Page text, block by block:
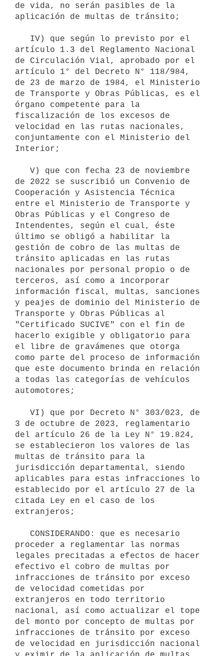
de vida, no serán pasibles de la
aplicación de multas de tránsito;
artículo 1.3 del Reglamento Nacional
de Circulación Vial, aprobado por el
artículo 1° del Decreto N° 118/984,
de 23 de marzo de 1984, el Ministerio
de Transporte y Obras Públicas, es el
órgano competente para la
fiscalización de los excesos de
velocidad en las rutas nacionales,
conjuntamente con el Ministerio del
Interior;
de 2022 se suscribió un Convenio de
Cooperación y Asistencia Técnica
entre el Ministerio de Transporte y
Obras Públicas y el Congreso de
Intendentes, según el cual, éste
último se obligó a habilitar la
gestión de cobro de las multas de
tránsito aplicadas en las rutas
nacionales por personal propio o de
terceros, así como a incorporar
información fiscal, multas, sanciones
y peajes de dominio del Ministerio de
Transporte y Obras Públicas al
"Certificado SUCIVE" con el fin de
hacerlo exigible y obligatorio para
el libre de gravámenes que otorga
como parte del proceso de información
que este documento brinda en relación
a todas las categorías de vehículos
automotores;
3 de octubre de 2023, reglamentario
del artículo 26 de la Ley N° 19.824,
se establecieron los valores de las
multas de tránsito para la
jurisdicción departamental, siendo
aplicables para estas infracciones lo
establecido por el artículo 27 de la
citada Ley en el caso de los
extranjeros;
proceder a reglamentar las normas
legales precitadas a efectos de hacer
efectivo el cobro de multas por
infracciones de tránsito por exceso
de velocidad cometidas por
extranjeros en todo territorio
nacional, así como actualizar el tope
del monto por concepto de multas por
infracciones de tránsito por exceso
de velocidad en jurisdicción nacional